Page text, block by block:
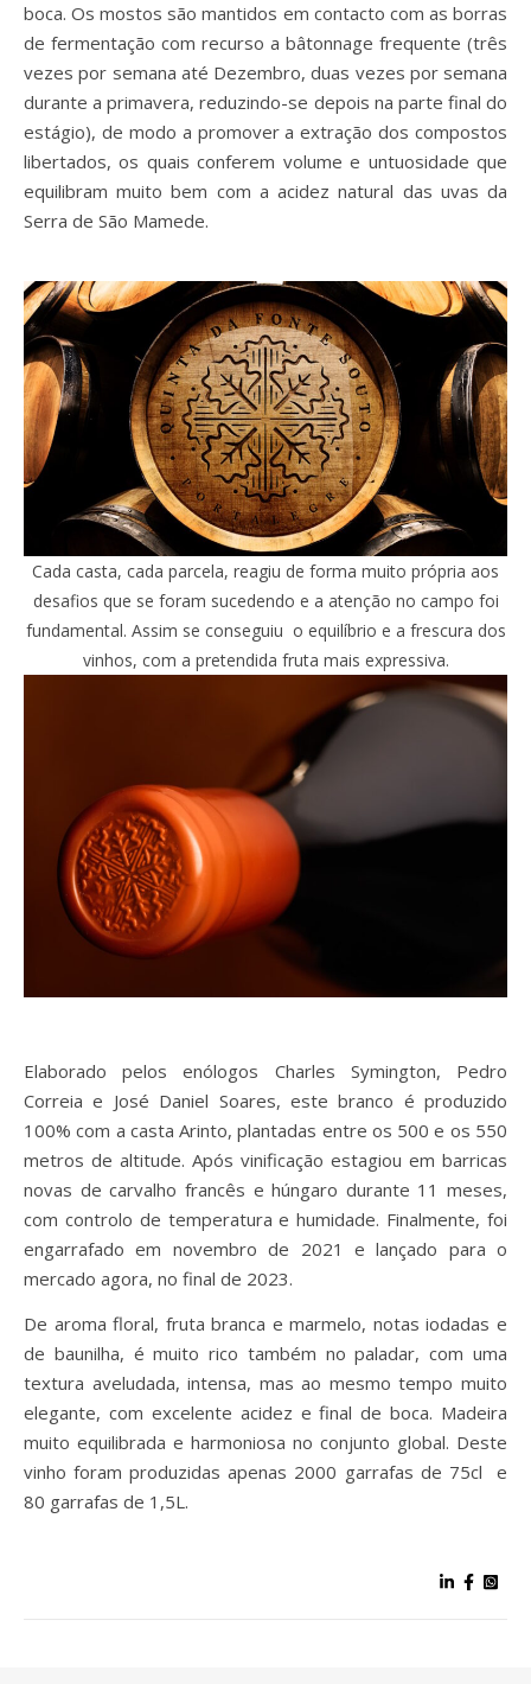
boca. Os mostos são mantidos em contacto com as borras
de fermentação com recurso a bâtonnage frequente (três
vezes por semana até Dezembro, duas vezes por semana
durante a primavera, reduzindo-se depois na parte final do
estágio), de modo a promover a extração dos compostos
libertados, os quais conferem volume e untuosidade que
equilibram muito bem com a acidez natural das uvas da
Serra de São Mamede.
Cada casta, cada parcela, reagiu de forma muito própria aos
desafios que se foram sucedendo e a atenção no campo foi
fundamental. Assim se conseguiu o equilíbrio e a frescura dos
vinhos, com a pretendida fruta mais expressiva.
Elaborado pelos enólogos Charles Symington, Pedro
Correia e José Daniel Soares, este branco é produzido
100% com a casta Arinto, plantadas entre os 500 e os 550
metros de altitude. Após vinificação estagiou em barricas
novas de carvalho francês e húngaro durante 11 meses,
com controlo de temperatura e humidade. Finalmente, foi
engarrafado em novembro de 2021 e lançado para o
mercado agora, no final de 2023.
De aroma floral, fruta branca e marmelo, notas iodadas e
de baunilha, é muito rico também no paladar, com uma
textura aveludada, intensa, mas ao mesmo tempo muito
elegante, com excelente acidez e final de boca. Madeira
muito equilibrada e harmoniosa no conjunto global. Deste
vinho foram produzidas apenas 2000 garrafas de 75cl e
80 garrafas de 1,5L.